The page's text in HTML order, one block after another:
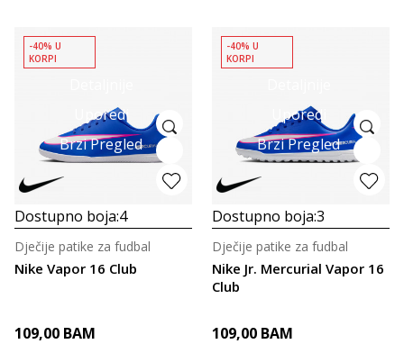
Uporedi
Brzi Pregled
-40% U
KORPI
Dostupno boja:4
Nike Vapor 16 Club
Dječije patike za fudbal
109,00 BAM
Uporedi
Brzi Pregled
-40% U
KORPI
Dostupno boja:3
Nike Jr. Mercurial Vapor 16
Club
Dječije patike za fudbal
109,00 BAM